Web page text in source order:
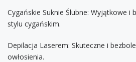
Cygańskie Suknie Ślubne: Wyjątkowe i
stylu cygańskim.
Depilacja Laserem: Skuteczne i
owłosienia.